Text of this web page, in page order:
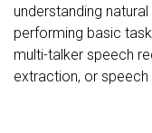
understanding
performing basic
multi-talker speech
extraction, or